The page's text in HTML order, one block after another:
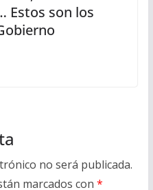
Estos son los
no será publicada.
marcados con *